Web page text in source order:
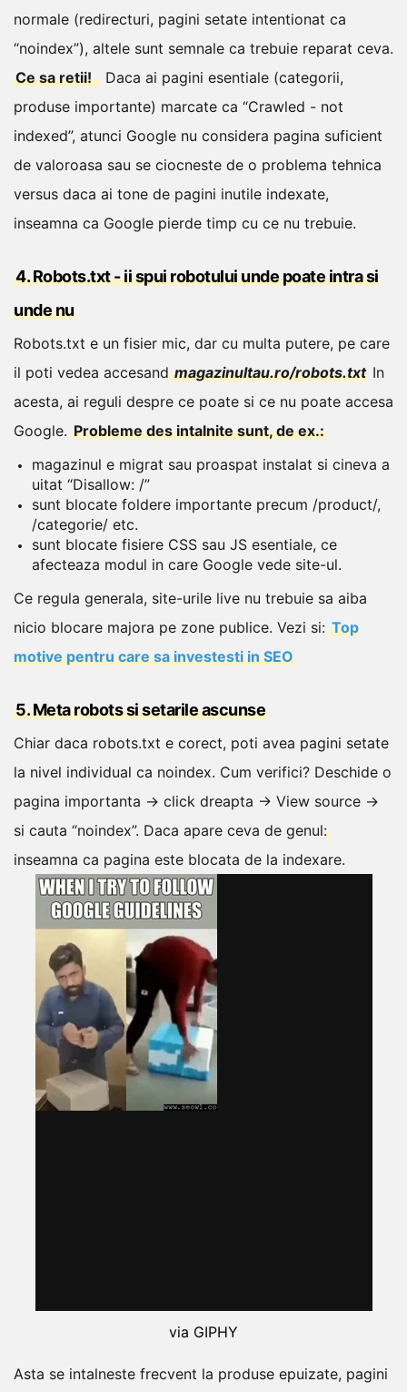
normale (redirecturi, pagini setate intentionat ca
“noindex”), altele sunt semnale ca trebuie reparat ceva.
Ce sa retii! Daca ai pagini esentiale (categorii,
produse importante) marcate ca “Crawled - not
indexed”, atunci Google nu considera pagina suficient
de valoroasa sau se ciocneste de o problema tehnica
versus daca ai tone de pagini inutile indexate,
inseamna ca Google pierde timp cu ce nu trebuie.
4. Robots.txt - ii spui robotului unde poate intra si
unde nu
Robots.txt e un fisier mic, dar cu multa putere, pe care
il poti vedea accesandmagazinultau.ro/robots.txt In
acesta, ai reguli despre ce poate si ce nu poate accesa
Google. Probleme des intalnite sunt, de ex.:
magazinul e migrat sau proaspat instalat si cineva a
uitat “Disallow: /”
sunt blocate foldere importante precum /product/,
/categorie/ etc.
sunt blocate fisiere CSS sau JS esentiale, ce
afecteaza modul in care Google vede site-ul.
Ce regula generala, site-urile live nu trebuie sa aiba
nicio blocare majora pe zone publice. Vezi si: Top
motive pentru care sa investesti in SEO
5. Meta robots si setarile ascunse
Chiar daca robots.txt e corect, poti avea pagini setate
la nivel individual ca noindex. Cum verifici? Deschide o
pagina importanta → click dreapta → View source →
si cauta “noindex”. Daca apare ceva de genul:
inseamna ca pagina este blocata de la indexare.
via GIPHY
Asta se intalneste frecvent la produse epuizate, pagini